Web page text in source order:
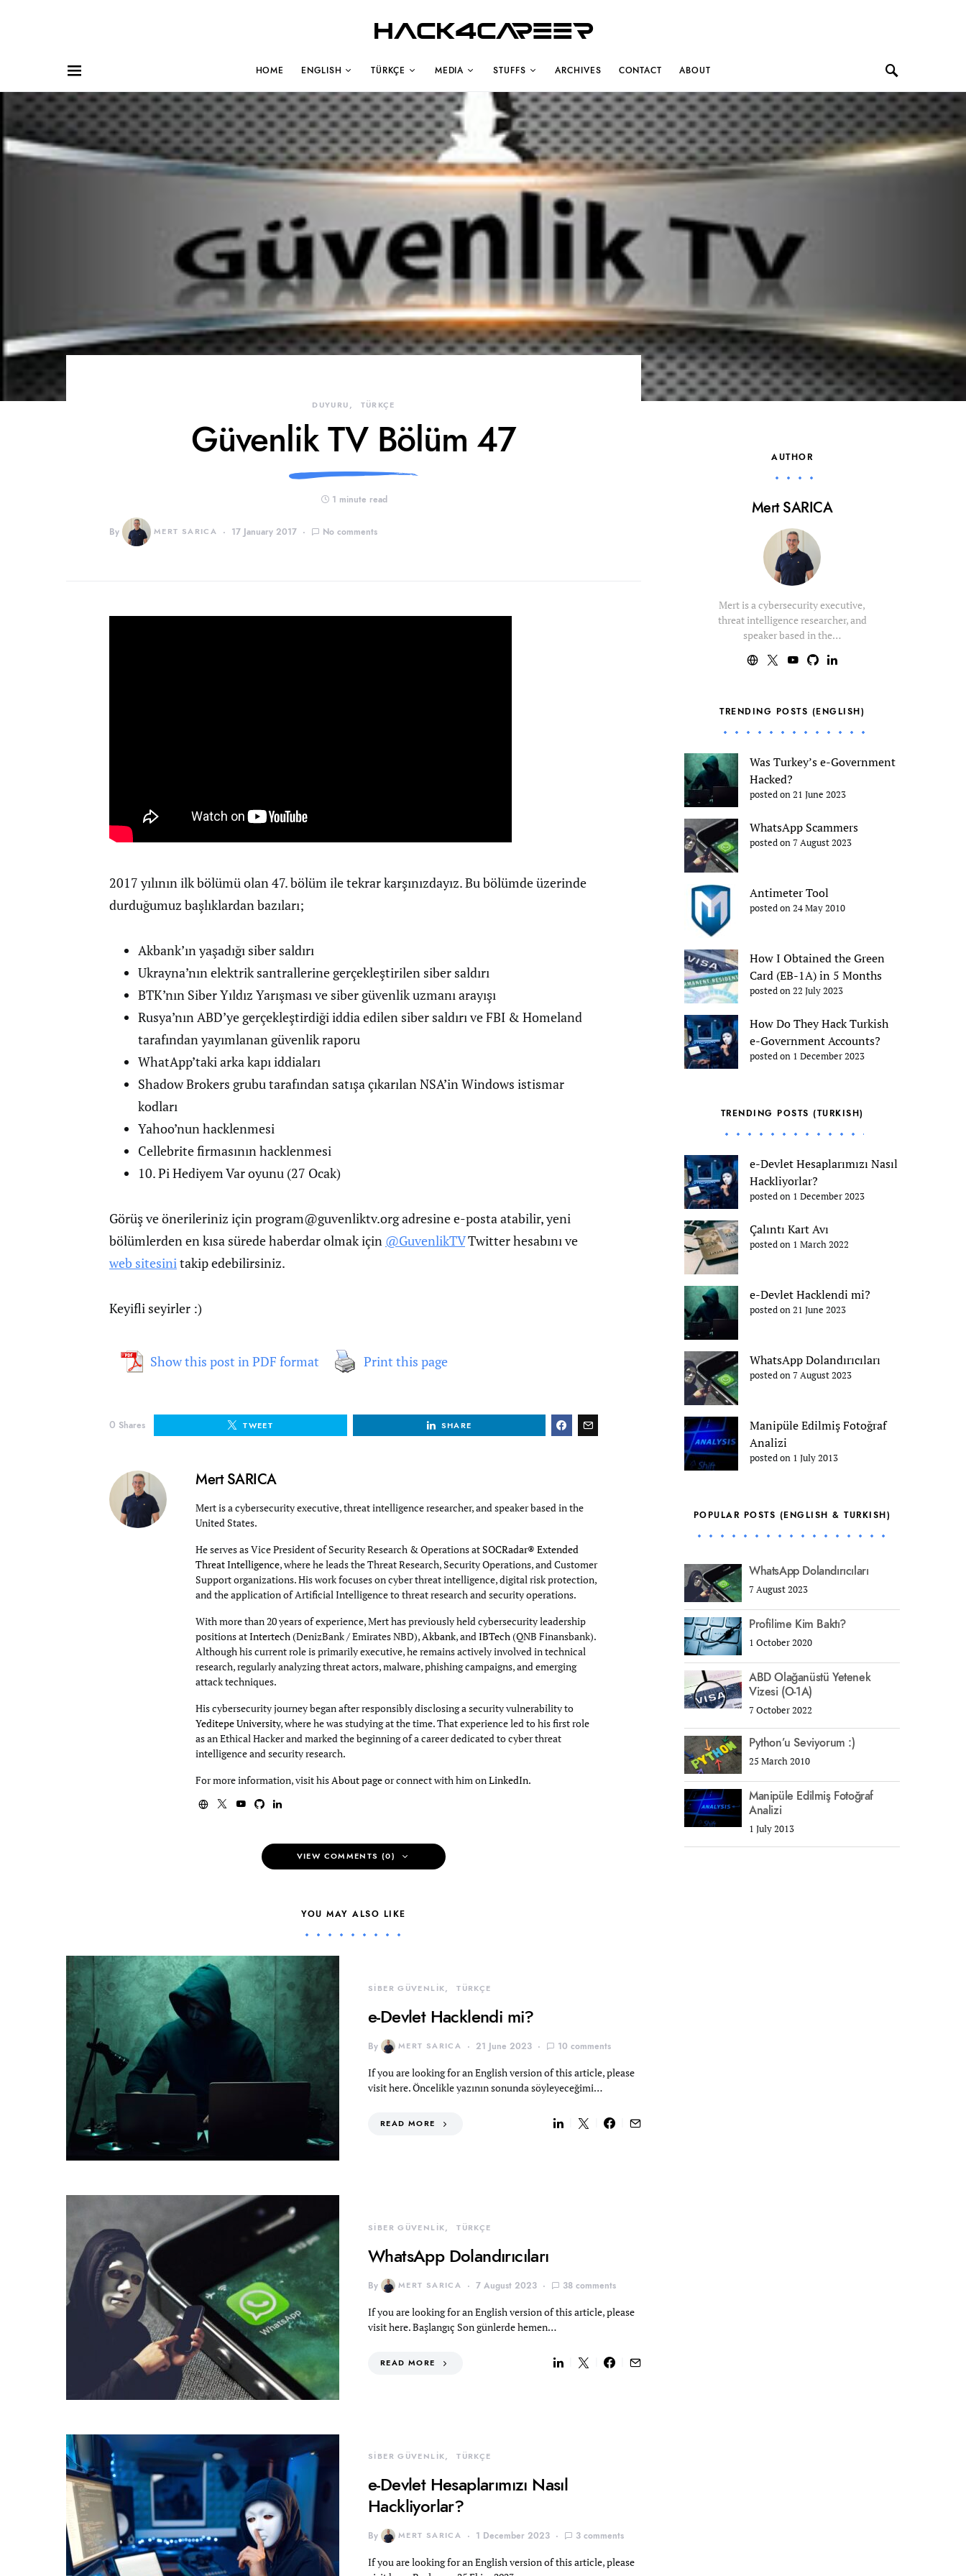
Hack4Career
HOME ENGLISH TÜRKÇE MEDIA STUFFS ARCHIVES CONTACT ABOUT
DUYURU TÜRKÇE
Güvenlik TV Bölüm 47
1 minute read
By MERT SARICA 17 January 2017 No comments
2017 yılının ilk bölümü olan 47. bölüm ile tekrar karşınızdayız. Bu bölümde üzerinde
durduğumuz başlıklardan bazıları;
Akbank’ın yaşadığı siber saldırı
Ukrayna’nın elektrik santrallerine gerçekleştirilen siber saldırı
BTK’nın Siber Yıldız Yarışması ve siber güvenlik uzmanı arayışı
Rusya’nın ABD’ye gerçekleştirdiği iddia edilen siber saldırı ve FBI & Homeland
tarafından yayımlanan güvenlik raporu
WhatApp’taki arka kapı iddiaları
Shadow Brokers grubu tarafından satışa çıkarılan NSA’in Windows istismar
kodları
Yahoo’nun hacklenmesi
Cellebrite firmasının hacklenmesi
10. Pi Hediyem Var oyunu (27 Ocak)
Görüş ve önerileriniz içinprogram@guvenliktv.orgadresine e-posta atabilir, yeni
bölümlerden en kısa sürede haberdar olmak için @GuvenlikTVTwitter hesabını ve
web sitesinitakip edebilirsiniz.
Keyifli seyirler :)
Show this post in PDF format Print this page
0 Shares TWEET SHARE
Mert SARICA
Mert is a cybersecurity executive, threat intelligence researcher, and speaker based in the
United States.
He serves as Vice President of Security Research & Operations atSOCRadar® Extended
Threat Intelligence, where he leads the Threat Research, Security Operations, and Customer
Support organizations. His work focuses on cyber threat intelligence, digital risk protection,
and the application of Artificial Intelligence to threat research and security operations.
With more than 20 years of experience, Mert has previously held cybersecurity leadership
positions atIntertech(DenizBank / Emirates NBD),Akbank, andIBTech(QNB Finansbank).
Although his current role is primarily executive, he remains actively involved in technical
research, regularly analyzing threat actors, malware, phishing campaigns, and emerging
attack techniques.
His cybersecurity journey began after responsibly disclosing a security vulnerability to
Yeditepe University, where he was studying at the time. That experience led to his first role
as an Ethical Hacker and marked the beginning of a career dedicated to cyber threat
intelligence and security research.
For more information, visit hisAbout pageor connect with him onLinkedIn.
VIEW COMMENTS (0)
YOU MAY ALSO LIKE
SİBER GÜVENLİK TÜRKÇE
e-Devlet Hacklendi mi?
By MERT SARICA 21 June 2023 10 comments
If you are looking for an English version of this article, please
visit here. Öncelikle yazının sonunda söyleyeceğimi…
READ MORE
SİBER GÜVENLİK TÜRKÇE
WhatsApp Dolandırıcıları
By MERT SARICA 7 August 2023 38 comments
If you are looking for an English version of this article, please
visit here. Başlangıç Son günlerde hemen…
READ MORE
SİBER GÜVENLİK TÜRKÇE
e-Devlet Hesaplarımızı Nasıl
Hackliyorlar?
By MERT SARICA 1 December 2023 3 comments
If you are looking for an English version of this article, please
AUTHOR
Mert SARICA
Mert is a cybersecurity executive,
threat intelligence researcher, and
speaker based in the…
TRENDING POSTS (ENGLISH)
Was Turkey’s e-Government
Hacked?
posted on 21 June 2023
WhatsApp Scammers
posted on 7 August 2023
Antimeter Tool
posted on 24 May 2010
How I Obtained the Green
Card (EB-1A) in 5 Months
posted on 22 July 2023
How Do They Hack Turkish
e-Government Accounts?
posted on 1 December 2023
TRENDING POSTS (TURKISH)
e-Devlet Hesaplarımızı Nasıl
Hackliyorlar?
posted on 1 December 2023
Çalıntı Kart Avı
posted on 1 March 2022
e-Devlet Hacklendi mi?
posted on 21 June 2023
WhatsApp Dolandırıcıları
posted on 7 August 2023
Manipüle Edilmiş Fotoğraf
Analizi
posted on 1 July 2013
POPULAR POSTS (ENGLISH & TURKISH)
WhatsApp Dolandırıcıları
7 August 2023
Profilime Kim Baktı?
1 October 2020
ABD Olağanüstü Yetenek
Vizesi (O-1A)
7 October 2022
Python’u Seviyorum :)
25 March 2010
Manipüle Edilmiş Fotoğraf
Analizi
1 July 2013